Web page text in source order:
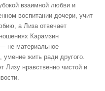
взаимной любви и
воспитании дочери, учит
а Лиза отвечает
Карамзин
не материальное
умение жить ради другого.
Лизу нравственно чистой и